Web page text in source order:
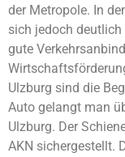
der Metropole. In
sich jedoch
gute
Ulzburg sind die
Auto gelangt man
Ulzburg. Der
AKN sichergestellt.